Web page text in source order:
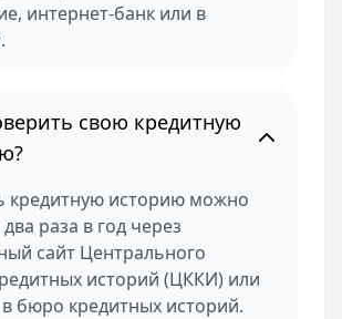
интернет-банк или в
свою кредитную
кредитную историю можно
раза в год через
сайт Центрального
историй (ЦККИ) или
бюро кредитных историй.